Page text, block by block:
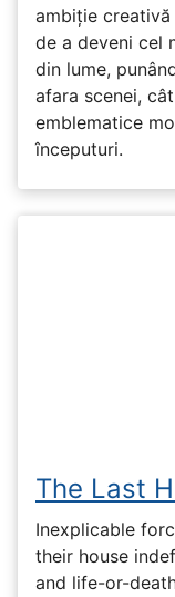
ambiție
de a deveni cel
din lume,
afara scenei,
emblematice
începuturi.
The Last
Inexplicable
their house
and life-or-